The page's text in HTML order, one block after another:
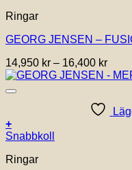
produkten
flera
De
olika
alternativen
på
produktsidan
Ringar
GEORG JENSEN –
14,950 kr – 16,400 kr
+
Den
produkten
Snabbkoll
Ringar